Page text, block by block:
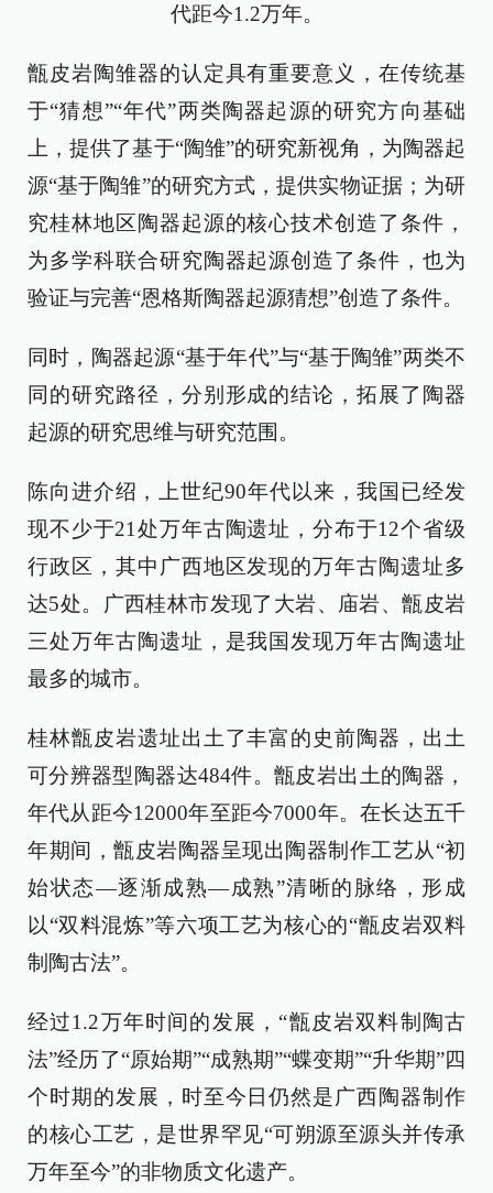
代距今1.2万年。
甑皮岩陶雏器的认定具有重要意义，在传统基
于“猜想”“年代”两类陶器起源的研究方向基础
上，提供了基于“陶雏”的研究新视角，为陶器起
源“基于陶雏”的研究方式，提供实物证据；为研
究桂林地区陶器起源的核心技术创造了条件，
为多学科联合研究陶器起源创造了条件，也为
验证与完善“恩格斯陶器起源猜想”创造了条件。
同时，陶器起源“基于年代”与“基于陶雏”两类不
同的研究路径，分别形成的结论，拓展了陶器
起源的研究思维与研究范围。
陈向进介绍，上世纪90年代以来，我国已经发
现不少于21处万年古陶遗址，分布于12个省级
行政区，其中广西地区发现的万年古陶遗址多
达5处。广西桂林市发现了大岩、庙岩、甑皮岩
三处万年古陶遗址，是我国发现万年古陶遗址
最多的城市。
桂林甑皮岩遗址出土了丰富的史前陶器，出土
可分辨器型陶器达484件。甑皮岩出土的陶器，
年代从距今12000年至距今7000年。在长达五千
年期间，甑皮岩陶器呈现出陶器制作工艺从“初
始状态—逐渐成熟—成熟”清晰的脉络，形成
以“双料混炼”等六项工艺为核心的“甑皮岩双料
制陶古法”。
经过1.2万年时间的发展，“甑皮岩双料制陶古
法”经历了“原始期”“成熟期”“蝶变期”“升华期”四
个时期的发展，时至今日仍然是广西陶器制作
的核心工艺，是世界罕见“可朔源至源头并传承
万年至今”的非物质文化遗产。